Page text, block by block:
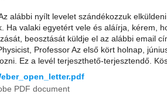
alábbi nyílt levelet szándékozzuk
Ha valaki egyetért vele és aláírja, kérem,
beosztását küldje el az alábbi email
Professor Az első kört holnap,
Ez a levél terjeszthető-terjesztendő.
PDF document